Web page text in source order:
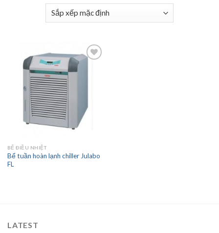
BỂ ĐIỀU NHIỆT
Bể tuần hoàn lạnh chiller Julabo
FL
LATEST